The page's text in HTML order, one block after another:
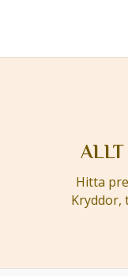
Hitta
Kryddor,